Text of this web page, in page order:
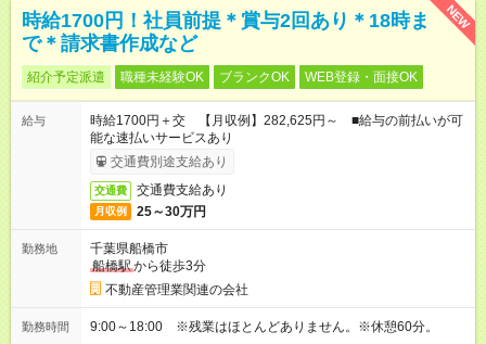
NEW
時給1700円！社員前提＊賞与2回あり＊18時ま
で＊請求書作成など
紹介予定派遣 職種未経験OK ブランクOK WEB登録・面接OK
給与
時給1700円＋交 【月収例】282,625円～ ■給与の前払いが可
能な速払いサービスあり
交通費別途支給あり
交通費 交通費支給あり
月収例 25～30万円
勤務地
千葉県船橋市
船橋駅から徒歩3分
不動産管理業関連の会社
勤務時間 9:00～18:00 ※残業はほとんどありません。※休憩60分。